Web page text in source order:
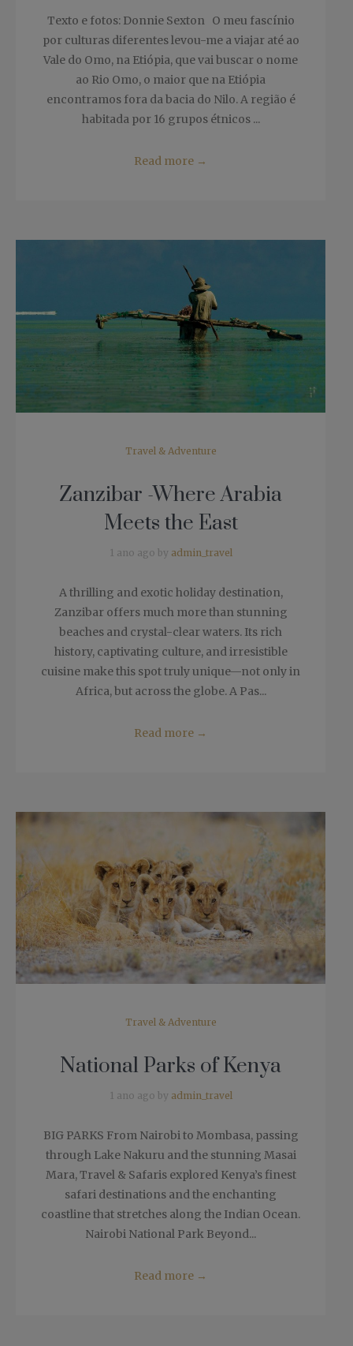
Texto e fotos: Donnie Sexton O meu fascínio
por culturas diferentes levou-me a viajar até ao
Vale do Omo, na Etiópia, que vai buscar o nome
ao Rio Omo, o maior que na Etiópia
encontramos fora da bacia do Nilo. A região é
habitada por 16 grupos étnicos ...
Read more →
Travel & Adventure
Zanzibar -Where Arabia
Meets the East
1 ano ago by admin_travel
A thrilling and exotic holiday destination,
Zanzibar offers much more than stunning
beaches and crystal-clear waters. Its rich
history, captivating culture, and irresistible
cuisine make this spot truly unique—not only in
Africa, but across the globe. A Pas...
Read more →
Travel & Adventure
National Parks of Kenya
1 ano ago by admin_travel
BIG PARKS From Nairobi to Mombasa, passing
through Lake Nakuru and the stunning Masai
Mara, Travel & Safaris explored Kenya’s finest
safari destinations and the enchanting
coastline that stretches along the Indian Ocean.
Nairobi National Park Beyond...
Read more →